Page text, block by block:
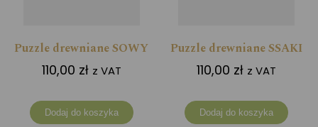
Puzzle drewniane SOWY
110,00 zł z VAT
Dodaj do koszyka
Puzzle drewniane SSAKI
110,00 zł z VAT
Dodaj do koszyka